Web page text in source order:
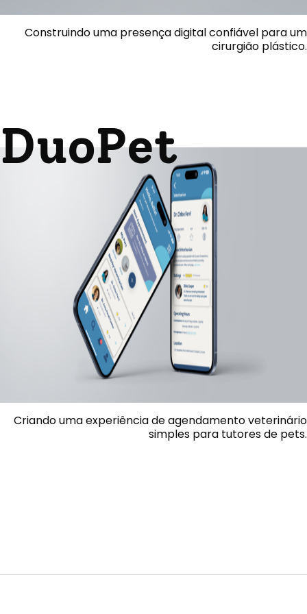
Construindo uma presença digital confiável para um
cirurgião plástico.
DuoPet
Criando uma experiência de agendamento veterinário
simples para tutores de pets.